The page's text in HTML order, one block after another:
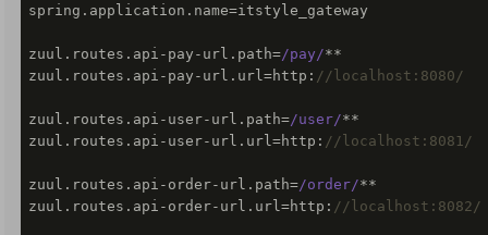
spring.application.name=itstyle_gateway
zuul.routes.api-pay-url.path=/pay/**
zuul.routes.api-pay-url.url=http: //localhost:8080/
zuul.routes.api-user-url.path=/user/**
zuul.routes.api-user-url.url=http: //localhost:8081/
zuul.routes.api-order-url.path=/order/**
zuul.routes.api-order-url.url=http: //localhost:8082/